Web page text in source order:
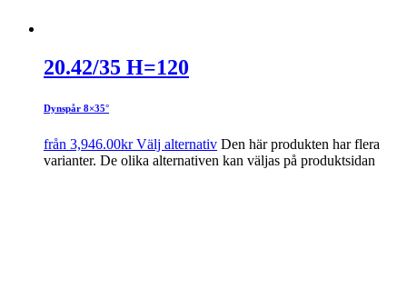
20.42/35 H=120
Dynspår 8×35°
från 3,946.00kr Välj alternativ Den här produkten har flera
varianter. De olika alternativen kan väljas på produktsidan